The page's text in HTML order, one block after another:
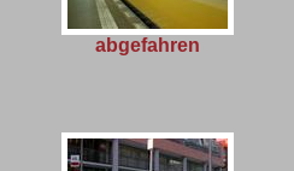
abgefahren